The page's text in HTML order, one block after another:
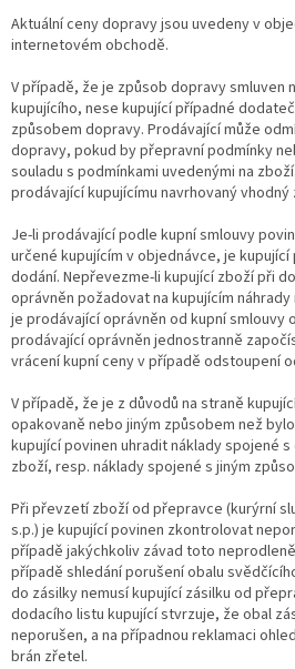
Aktuální ceny dopravy jsou uvedeny v
internetovém obchodě.
V případě, že je způsob dopravy smluven
kupujícího, nese kupující případné
způsobem dopravy. Prodávající může
dopravy, pokud by přepravní podmínky
souladu s podmínkami uvedenými na
prodávající kupujícímu navrhovaný
Je-li prodávající podle kupní smlouvy
určené kupujícím v objednávce, je
dodání. Nepřevezme-li kupující zboží při
oprávněn požadovat na kupujícím
je prodávající oprávněn od kupní smlouvy
prodávající oprávněn jednostranně
vrácení kupní ceny v případě odstoupení
V případě, že je z důvodů na straně
opakovaně nebo jiným způsobem než
kupující povinen uhradit náklady spojené
zboží, resp. náklady spojené s jiným
Při převzetí zboží od přepravce (kurýrní
s.p.) je kupující povinen zkontrolovat
případě jakýchkoliv závad toto
případě shledání porušení obalu
do zásilky nemusí kupující zásilku od
dodacího listu kupující stvrzuje, že obal
neporušen, a na případnou reklamaci
brán zřetel.